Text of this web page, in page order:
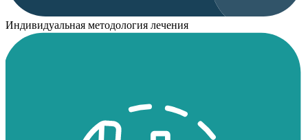
Индивидуальная методология лечения